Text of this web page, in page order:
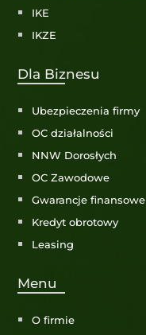
IKE
IKZE
Dla Biznesu
Ubezpieczenia firmy
OC działalności
NNW Dorosłych
OC Zawodowe
Gwarancje finansowe
Kredyt obrotowy
Leasing
Menu
O firmie